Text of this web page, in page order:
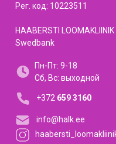
Рег. код: 10223511
HAABERSTI
Swedbank
Пн-Пт: 9-18
Сб, Вс: выходной
+372 659 3160
info@halk.ee